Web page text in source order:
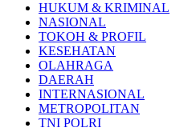
HUKUM & KRIMINAL
NASIONAL
TOKOH & PROFIL
KESEHATAN
OLAHRAGA
DAERAH
INTERNASIONAL
METROPOLITAN
TNI POLRI